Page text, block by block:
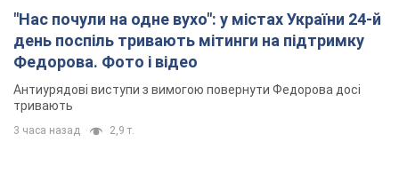
"Нас почули на одне вухо": у містах України 24-й
день поспіль тривають мітинги на підтримку
Федорова. Фото і відео
Антиурядові виступи з вимогою повернути Федорова досі
тривають
3 часа назад 2,9 т.